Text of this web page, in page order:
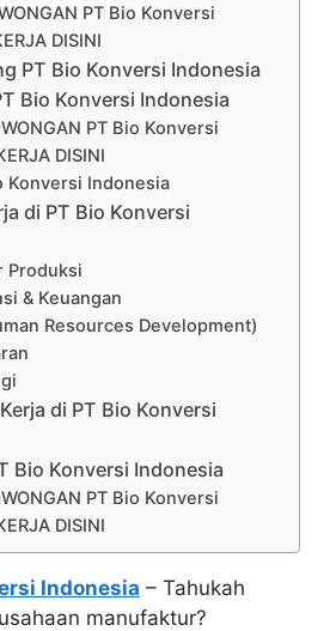
PT Bio Konversi
DISINI
PT Bio Konversi Indonesia
Bio Konversi Indonesia
PT Bio Konversi
DISINI
Konversi Indonesia
di PT Bio Konversi
Produksi
& Keuangan
Resources Development)
di PT Bio Konversi
Bio Konversi Indonesia
PT Bio Konversi
DISINI
Indonesia – Tahukah
manufaktur?